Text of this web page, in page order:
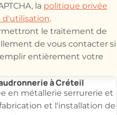
la politique privée
.
le traitement de
de vous contacter si
entièrement votre
à Créteil
en métallerie serrurerie et
et l'installation de